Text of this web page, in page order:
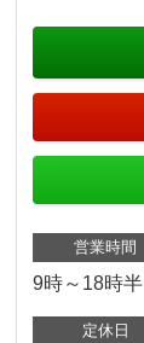
営業時間
9時～18時半
定休日